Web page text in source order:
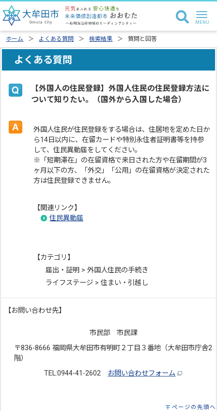
ホーム よくある質問 検索結果 質問と回答
よくある質問
【外国人の住民登録】外国人住民の住民登録方法に
ついて知りたい。（国外から入国した場合）
外国人住民が住民登録をする場合は、住居地を定めた日か
ら14日以内に、在留カードや特別永住者証明書等を持参
して、住民異動届をしてください。
※「短期滞在」の在留資格で来日された方や在留期間が3
ヶ月以下の方、「外交」「公用」の在留資格が決定された
方は住民登録できません。
【関連リンク】
住民異動届
【カテゴリ】
届出・証明 > 外国人住民の手続き
ライフステージ > 住まい・引越し
【お問い合わせ先】
市民部 市民課
〒836-8666 福岡県大牟田市有明町２丁目３番地（大牟田市庁舎2
階）
TEL:0944-41-2602
お問い合わせフォーム
ページの先頭へ